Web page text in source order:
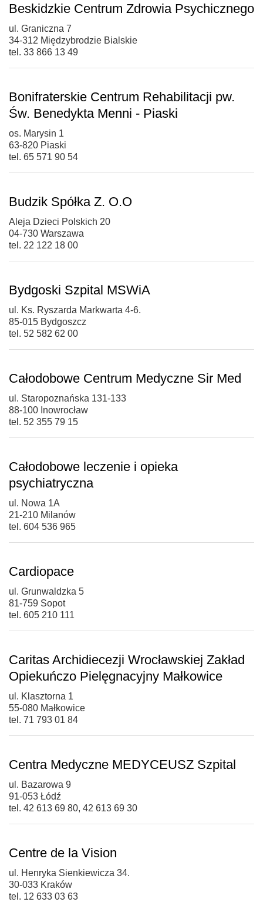
Beskidzkie Centrum Zdrowia Psychicznego
ul. Graniczna 7
34-312 Międzybrodzie Bialskie
tel. 33 866 13 49
Bonifraterskie Centrum Rehabilitacji pw.
Św. Benedykta Menni - Piaski
os. Marysin 1
63-820 Piaski
tel. 65 571 90 54
Budzik Spółka Z. O.O
Aleja Dzieci Polskich 20
04-730 Warszawa
tel. 22 122 18 00
Bydgoski Szpital MSWiA
ul. Ks. Ryszarda Markwarta 4-6.
85-015 Bydgoszcz
tel. 52 582 62 00
Całodobowe Centrum Medyczne Sir Med
ul. Staropoznańska 131-133
88-100 Inowrocław
tel. 52 355 79 15
Całodobowe leczenie i opieka
psychiatryczna
ul. Nowa 1A
21-210 Milanów
tel. 604 536 965
Cardiopace
ul. Grunwaldzka 5
81-759 Sopot
tel. 605 210 111
Caritas Archidiecezji Wrocławskiej Zakład
Opiekuńczo Pielęgnacyjny Małkowice
ul. Klasztorna 1
55-080 Małkowice
tel. 71 793 01 84
Centra Medyczne MEDYCEUSZ Szpital
ul. Bazarowa 9
91-053 Łódź
tel. 42 613 69 80, 42 613 69 30
Centre de la Vision
ul. Henryka Sienkiewicza 34.
30-033 Kraków
tel. 12 633 03 63